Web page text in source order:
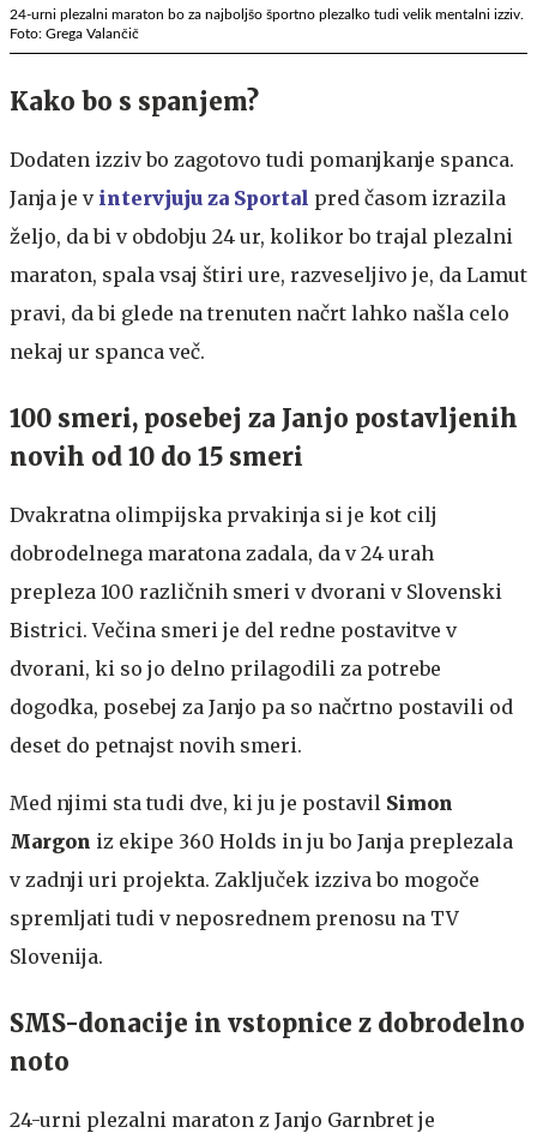
24-urni plezalni maraton bo za najboljšo športno plezalko tudi velik mentalni izziv.
Foto: Grega Valančič
Kako bo s spanjem?
Dodaten izziv bo zagotovo tudi pomanjkanje spanca.
Janja je vintervjuju za Sportal pred časom izrazila
željo, da bi v obdobju 24 ur, kolikor bo trajal plezalni
maraton, spala vsaj štiri ure, razveseljivo je, da Lamut
pravi, da bi glede na trenuten načrt lahko našla celo
nekaj ur spanca več.
100 smeri, posebej za Janjo postavljenih
novih od 10 do 15 smeri
Dvakratna olimpijska prvakinja si je kot cilj
dobrodelnega maratona zadala, da v 24 urah
prepleza 100 različnih smeri v dvorani v Slovenski
Bistrici. Večina smeri je del redne postavitve v
dvorani, ki so jo delno prilagodili za potrebe
dogodka, posebej za Janjo pa so načrtno postavili od
deset do petnajst novih smeri.
Med njimi sta tudi dve, ki ju je postavil Simon
Margon iz ekipe 360 Holds in ju bo Janja preplezala
v zadnji uri projekta. Zaključek izziva bo mogoče
spremljati tudi v neposrednem prenosu na TV
Slovenija.
SMS-donacije in vstopnice z dobrodelno
noto
24-urni plezalni maraton z Janjo Garnbret je